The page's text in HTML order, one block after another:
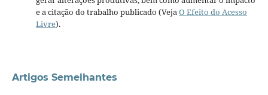
e a citação do trabalho publicado (VejaO Efeito do Acesso
Livre).
Artigos Semelhantes